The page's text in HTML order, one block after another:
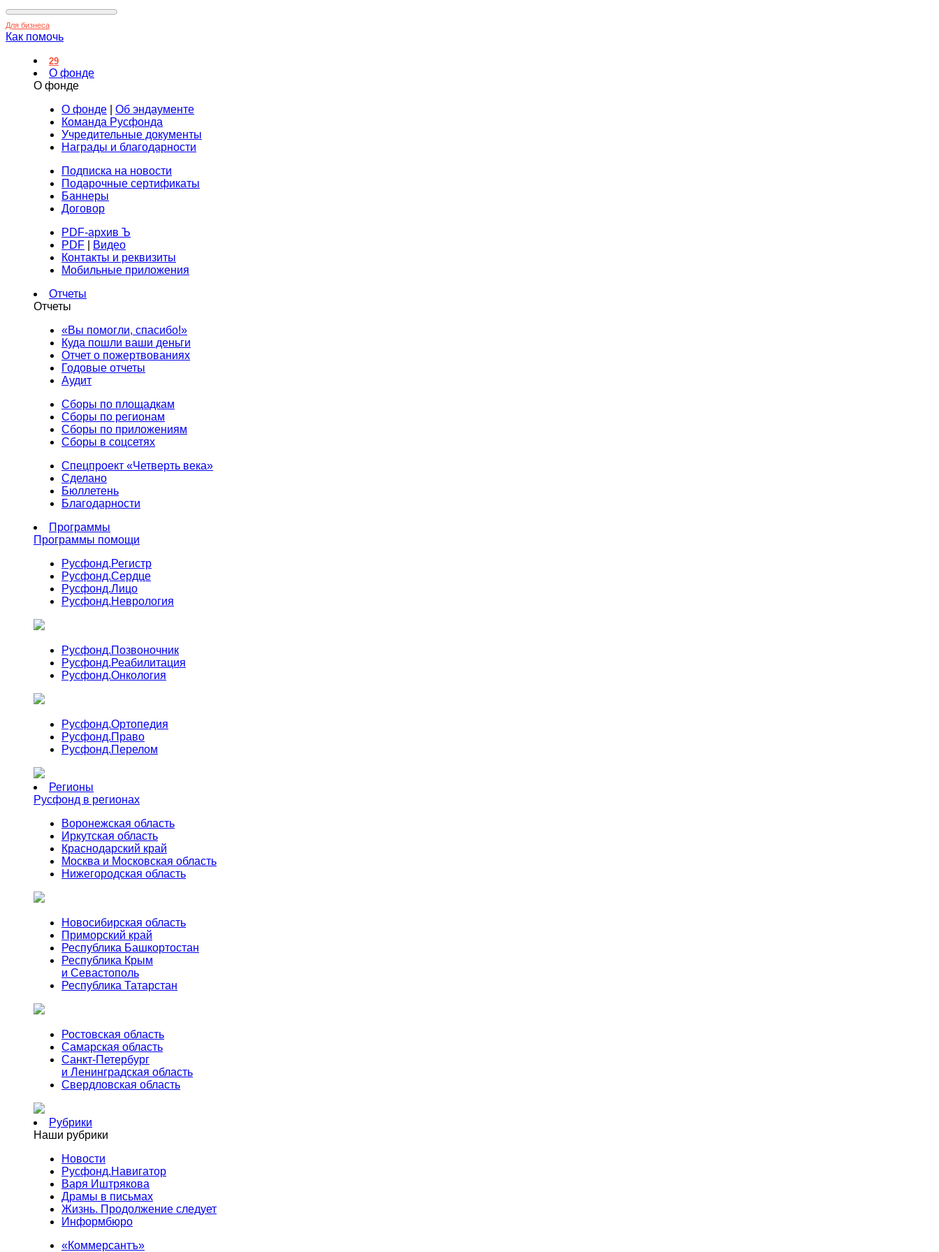
Для бизнеса
Как помочь
29
О фонде
О фонде
О фонде
Об эндаументе
Команда Русфонда
Учредительные документы
Награды и благодарности
Подписка на новости
Подарочные сертификаты
Баннеры
Договор
PDF-архив Ъ
PDF
Видео
Контакты и реквизиты
Мобильные приложения
Отчеты
Отчеты
«Вы помогли, спасибо!»
Куда пошли ваши деньги
Отчет о пожертвованиях
Годовые отчеты
Аудит
Сборы по площадкам
Сборы по регионам
Сборы по приложениям
Сборы в соцсетях
Спецпроект «Четверть века»
Сделано
Бюллетень
Благодарности
Программы
Программы помощи
Русфонд.Регистр
Русфонд.Сердце
Русфонд.Лицо
Русфонд.Неврология
Русфонд.Позвоночник
Русфонд.Реабилитация
Русфонд.Онкология
Русфонд.Ортопедия
Русфонд.Право
Русфонд.Перелом
Регионы
Русфонд в регионах
Воронежская область
Иркутская область
Краснодарский край
Москва и Московская область
Нижегородская область
Новосибирская область
Приморский край
Республика Башкортостан
Республика Крым
и Севастополь
Республика Татарстан
Ростовская область
Самарская область
Санкт-Петербург
и Ленинградская область
Свердловская область
Рубрики
Наши рубрики
Новости
Русфонд.Навигатор
Варя Иштрякова
Драмы в письмах
Жизнь. Продолжение следует
Информбюро
«Коммерсантъ»